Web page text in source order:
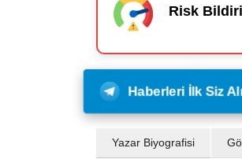
Risk
Haberleri İlk Siz
Yazar Biyografisi